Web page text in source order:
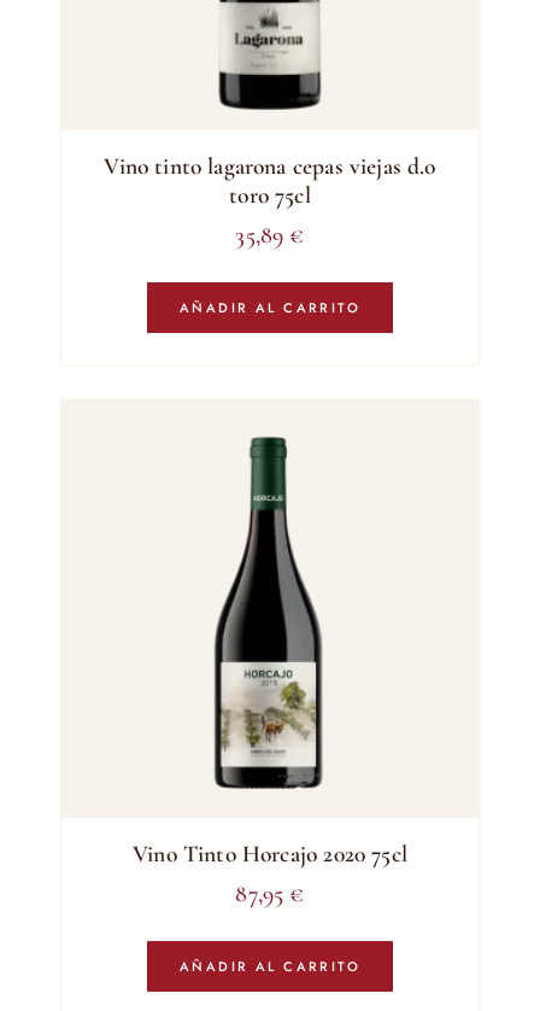
Vino tinto lagarona cepas viejas d.o
toro 75cl
35,89 €
AÑADIR AL CARRITO
Vino Tinto Horcajo 2020 75cl
87,95 €
AÑADIR AL CARRITO